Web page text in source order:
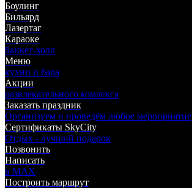
Боулинг
Бильярд
Лазертаг
Караоке
банкет-холл
Меню
кухни и бара
Акции
развлекательного комлекса
Заказать праздник
Организуем и проведём любое мероприятие
Сертификаты SkyCity
Отдых - лучший подарок
Позвонить
Написать
в MAX
Построить маршрут